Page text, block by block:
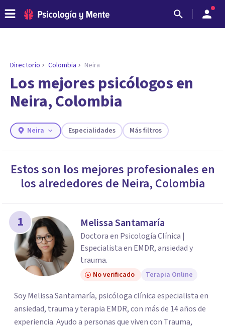
ENCONTRAR MI TERAPEUTA
¿Necesitas ayuda para encontrar el
psicólogo adecuado?
Responde a unas breves preguntas y te ofreceremos
necesidades.
Directorio Colombia Neira
Los mejores psicólogos en
Neira, Colombia
Neira Especialidades Más filtros
Estos son los mejores profesionales en
los alrededores de Neira, Colombia
1 Melissa Santamaría
Doctora en Psicología Clínica |
Especialista en EMDR, ansiedad y
trauma.
No verificado Terapia Online
Soy Melissa Santamaría, psicóloga clínica especialista en
ansiedad, trauma y terapia EMDR, con más de 14 años de
experiencia. Ayudo a personas que viven con Trauma,